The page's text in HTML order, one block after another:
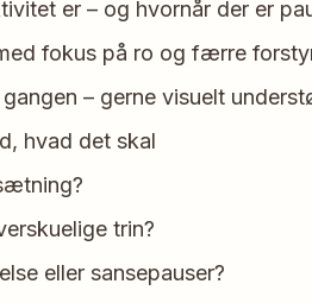
er – og hvornår der er
fokus på ro og færre
– gerne visuelt
hvad det skal
trin?
eller sansepauser?